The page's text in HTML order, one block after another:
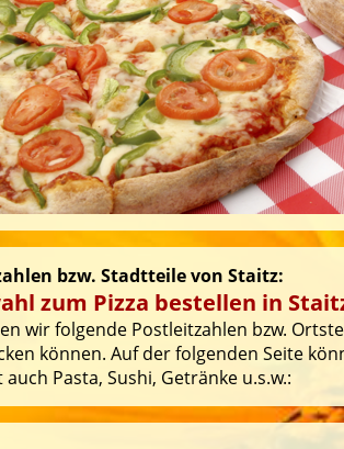
bzw. Stadtteile von Staitz:
zum Pizza bestellen in
wir folgende Postleitzahlen bzw.
können. Auf der folgenden Seite
Pasta, Sushi, Getränke u.s.w.: